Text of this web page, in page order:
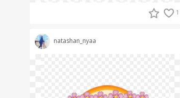
1
natashan_nyaa